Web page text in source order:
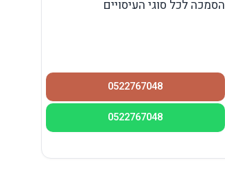
הסמכה לכל סוגי העיסויים
0522767048
0522767048